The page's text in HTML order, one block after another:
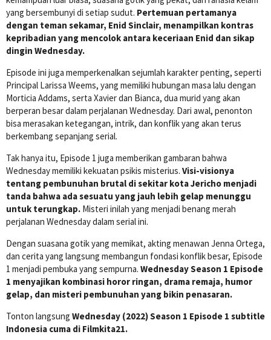
yang bersembunyi di setiap sudut. Pertemuan pertamanya
dengan teman sekamar, Enid Sinclair, menampilkan kontras
kepribadian yang mencolok antara keceriaan Enid dan sikap
dingin Wednesday.
Episode ini juga memperkenalkan sejumlah karakter penting, seperti
Principal Larissa Weems, yang memiliki hubungan masa lalu dengan
Morticia Addams, serta Xavier dan Bianca, dua murid yang akan
berperan besar dalam perjalanan Wednesday. Dari awal, penonton
bisa merasakan ketegangan, intrik, dan konflik yang akan terus
berkembang sepanjang serial.
Tak hanya itu, Episode 1 juga memberikan gambaran bahwa
Wednesday memiliki kekuatan psikis misterius. Visi-visionya
tentang pembunuhan brutal di sekitar kota Jericho menjadi
tanda bahwa ada sesuatu yang jauh lebih gelap menunggu
untuk terungkap. Misteri inilah yang menjadi benang merah
perjalanan Wednesday dalam serial ini.
Dengan suasana gotik yang memikat, akting menawan Jenna Ortega,
dan cerita yang langsung membangun fondasi konflik besar, Episode
1 menjadi pembuka yang sempurna. Wednesday Season 1 Episode
1 menyajikan kombinasi horor ringan, drama remaja, humor
gelap, dan misteri pembunuhan yang bikin penasaran.
Tonton langsung Wednesday (2022) Season 1 Episode 1 subtitle
Indonesia cuma di Filmkita21.